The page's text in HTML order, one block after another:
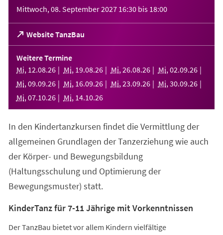
Mittwoch, 08. September 2027 16:30 bis 18:00
Website TanzBau
(Öffnet
in
einem
neuen
Tab)
Weitere Termine
Mi, 12.08.26 Mi, 19.08.26 Mi, 26.08.26 Mi, 02.09.26
Mi, 09.09.26 Mi, 16.09.26 Mi, 23.09.26 Mi, 30.09.26
Mi, 07.10.26 Mi, 14.10.26
In den Kindertanzkursen findet die Vermittlung der
allgemeinen Grundlagen der Tanzerziehung wie auch
der Körper- und Bewegungsbildung
(Haltungsschulung und Optimierung der
Bewegungsmuster) statt.
KinderTanz für 7-11 Jährige mit Vorkenntnissen
Der TanzBau bietet vor allem Kindern vielfältige